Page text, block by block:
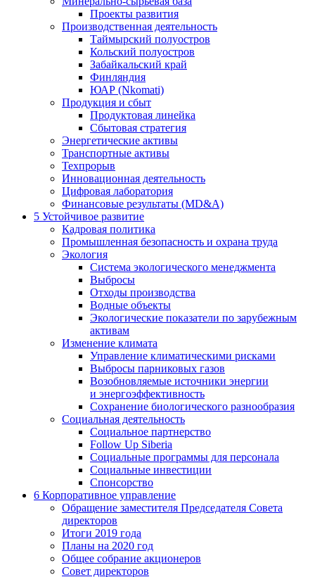
Проекты развития
Производственная деятельность
Таймырский полуостров
Кольский полуостров
Забайкальский край
Финляндия
ЮАР (Nkomati)
Продукция и сбыт
Продуктовая линейка
Сбытовая стратегия
Энергетические активы
Транспортные активы
Техпрорыв
Инновационная деятельность
Цифровая лаборатория
Финансовые результаты (MD&A)
5 Устойчивое развитие
Кадровая политика
Промышленная безопасность и охрана труда
Экология
Система экологического менеджмента
Выбросы
Отходы производства
Водные объекты
Экологические показатели по зарубежным
активам
Изменение климата
Управление климатическими рисками
Выбросы парниковых газов
Возобновляемые источники энергии
и энергоэффективность
Сохранение биологического разнообразия
Социальная деятельность
Социальное партнерство
Follow Up Siberia
Социальные программы для персонала
Социальные инвестиции
Спонсорство
6 Корпоративное управление
Обращение заместителя Председателя Совета
директоров
Итоги 2019 года
Планы на 2020 год
Общее собрание акционеров
Совет директоров